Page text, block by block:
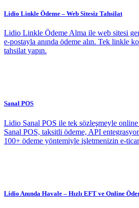
Lidio Linkle Ödeme – Web Sitesiz Tahsilat
Lidio Linkle Ödeme Alma ile web sitesi
e-postayla anında ödeme alın. Tek linkle
tahsilat yapın.
Sanal POS
Lidio Sanal POS ile tek sözleşmeyle online
Sanal POS, taksitli ödeme, API
100+ ödeme yöntemiyle işletmenizin e-
Lidio Anında Havale – Hızlı EFT ve Online